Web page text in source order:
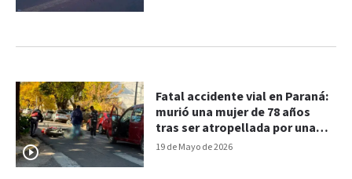
19 de Mayo de 2026
Fatal accidente vial en Paraná:
murió una mujer de 78 años
tras ser atropellada por una
moto